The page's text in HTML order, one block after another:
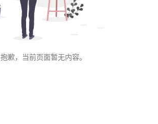
抱歉，当前页面暂无内容。